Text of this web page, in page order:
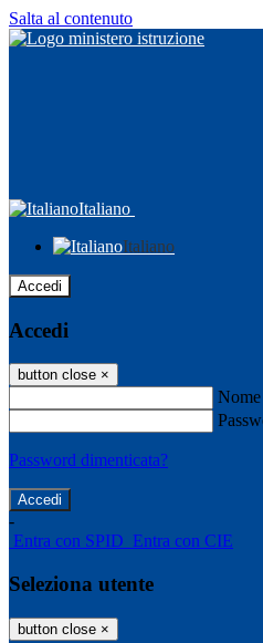
Salta al contenuto
Italiano
Italiano
Accedi
Accedi
button close ×
Password dimenticata?
-
Entra con SPID Entra con CIE
Seleziona utente
button close ×